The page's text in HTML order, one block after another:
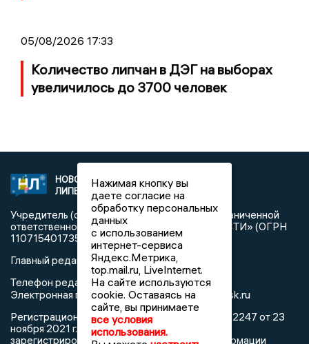
05/08/2026 17:33
Количество липчан в ДЭГ на выборах
увеличилось до 3700 человек
НОВОСТИ
ЛИПЕЦКА
2021 © NEWSLIPETSK.RU | СИ
«Новости Липецка»
Учредитель (соучредители): Общество с ограниченной
ответственностью «РЕГИОНАЛЬНЫЕ НОВОСТИ» (ОГРН
1107154017354)
Главный редактор: Герцог Е.Г.
Телефон редакции: +7 903 699 9427
Электронная почта редакции:info@newslipetsk.ru
Регистрационный номер: серия Эл № ФС77-82247 от 23
ноября 2021 г. согласно выписке из реестра
зарегистрированных средств массовой информации
Нажимая кнопку вы
даете согласие на
обработку персональных
данных
с использованием
интернет-сервиса
Яндекс.Метрика,
top.mail.ru, LiveInternet.
На сайте используются
cookie. Оставаясь на
сайте, вы принимаете
все условия
использования.